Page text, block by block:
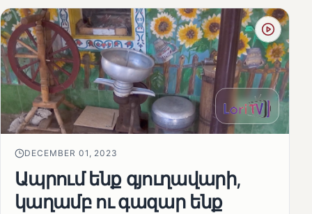
DECEMBER 01, 2023
Ապրում ենք գյուղավարի,
կաղամբ ու գազար ենք